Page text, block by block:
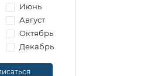
Июнь
Август
Октябрь
Декабрь